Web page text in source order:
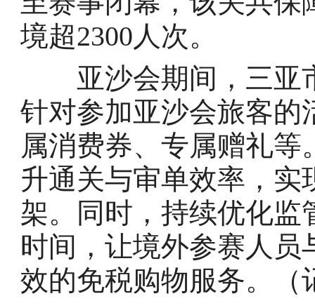
境超2300人次。
亚沙会期间，三亚
针对参加亚沙会旅客的
属消费券、专属赠礼
升通关与审单效率，
架。同时，持续优化监
时间，让境外参赛人
效的免税购物服务。（